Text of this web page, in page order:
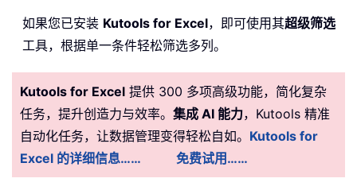
如果您已安装 Kutools for Excel，即可使用其超级筛选
工具，根据单一条件轻松筛选多列。
Kutools for Excel 提供 300 多项高级功能，简化复杂
任务，提升创造力与效率。 集成 AI 能力，Kutools 精准
自动化任务，让数据管理变得轻松自如。 Kutools for
Excel 的详细信息……
免费试用……